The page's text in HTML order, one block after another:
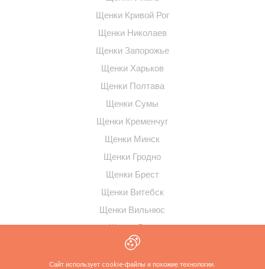
Щенки Кривой Рог
Щенки Николаев
Щенки Запорожье
Щенки Харьков
Щенки Полтава
Щенки Сумы
Щенки Кременчуг
Щенки Минск
Щенки Гродно
Щенки Брест
Щенки Витебск
Щенки Вильнюс
Щенки Рига
Щенки Таллинн
Щенки Каунас
Сайт использует cookie-файлы и похожие технологии.